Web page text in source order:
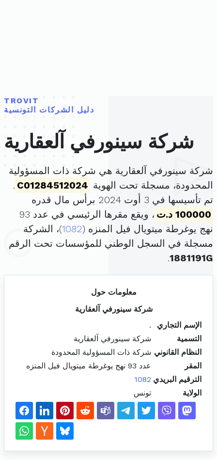
TROVIT
دليل الشركات التونسية
شركة سينورفي آلعقارية
شركة سينورفي آلعقارية هي شركة ذات المسؤولية
المحدودة، مسجلة تحت الهوية C01284512024
.
تم تأسيسها في 3 أوت 2024 برأس مال قدره
100000 د.ت
، ويقع مقرها الرئيسي في عدد 93
نهج يوغرطة ميتويال فيل المنزه (1082)، الشركة
مسجلة في السجل الوطني للمؤسسات تحت الرقم
1881191G
.
معلومات حول
شركة سينورفي آلعقارية
الإسم التجاري
.
التسمية
شركة سينورفي آلعقارية
النظام القانوني شركة ذات المسؤولية المحدودة
المقر
عدد 93 نهج يوغرطة ميتويال فيل المنزه
الترقيم البريدي 1082
الولاية
تونس